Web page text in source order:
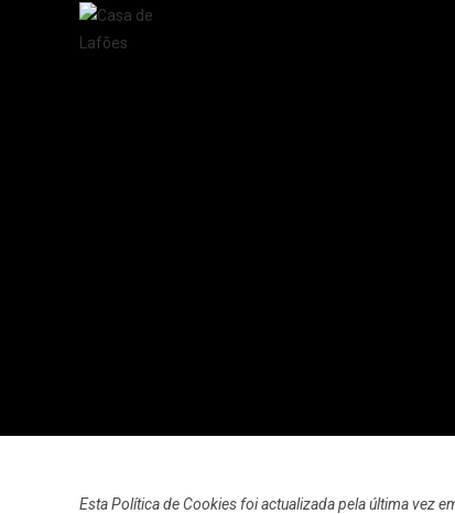
Esta Política de Cookies foi actualizada pela última vez